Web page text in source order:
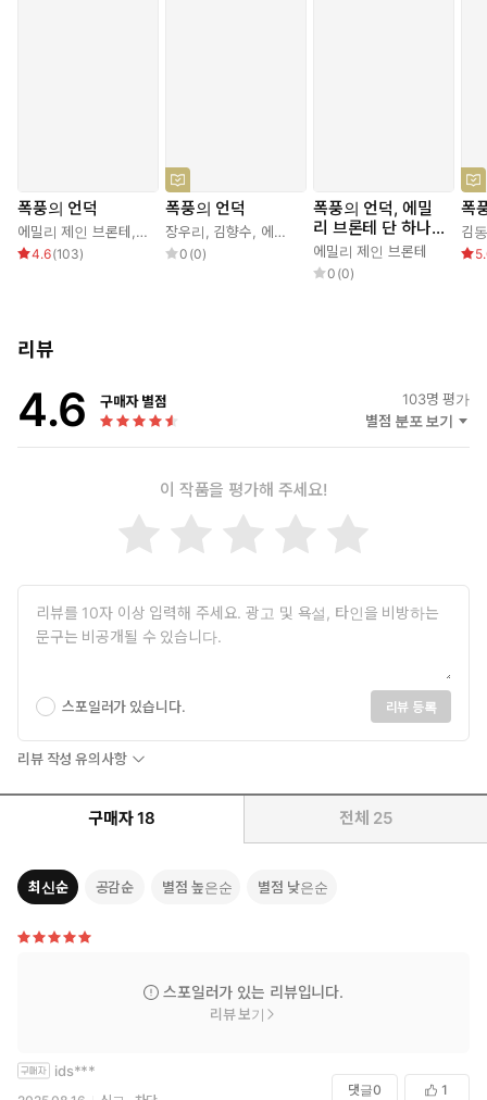
폭풍의 언덕
에밀리 제인 브론테, 김종길
4.6(103)
폭풍의 언덕
장우리, 김향수, 에밀리 제인 브론테
0 (0)
폭풍의 언덕, 에밀
리 브론테 단 하나
의 글
에밀리 제인 브론테
0 (0)
폭
김
리뷰
4.6 구매자 별점 103명 평가
별점 분포 보기
이 작품을 평가해 주세요!
스포일러가 있습니다. 리뷰 등록
리뷰 작성 유의사항
구매자 18 전체 25
최신순 공감순 별점 높은순 별점 낮은순
스포일러가 있는 리뷰입니다.
리뷰 보기
ids***
댓글0 1